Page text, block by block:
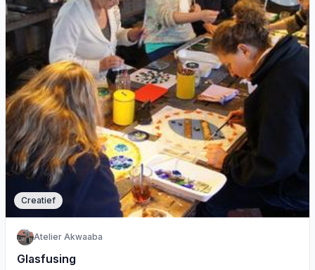
Creatief
Atelier Akwaaba
Glasfusing